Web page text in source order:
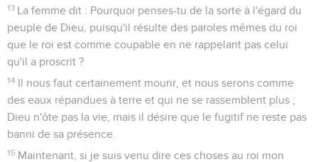
13 La femme dit : Pourquoi penses-tu de la sorte à l'égard du
peuple de Dieu, puisqu'il résulte des paroles mêmes du roi
que le roi est comme coupable en ne rappelant pas celui
qu'il a proscrit ?
14 Il nous faut certainement mourir, et nous serons comme
des eaux répandues à terre et qui ne se rassemblent plus ;
Dieu n'ôte pas la vie, mais il désire que le fugitif ne reste pas
banni de sa présence.
15 Maintenant, si je suis venu dire ces choses au roi mon